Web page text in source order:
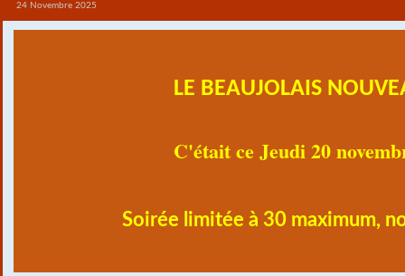
24 Novembre 2025
LE BEAUJOLAIS
C'était ce Jeudi 20
Soirée limitée à 30 maximum,